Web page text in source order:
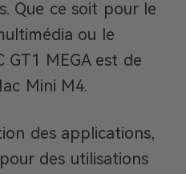
Que ce soit pour le
ou le
GT1 MEGA est de
Mini M4.
des applications,
des utilisations